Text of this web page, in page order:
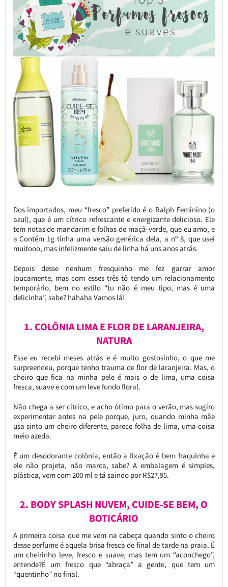
Dos importados, meu “fresco” preferido é o Ralph Feminino (o
azul), que é um cítrico refrescante e energizante delicioso. Ele
tem notas de mandarim e folhas de maçã-verde, que eu amo, e
a Contém 1g tinha uma versão genérica dela, a nº 8, que usei
muitooo, mas infelizmente saiu de linha há uns anos atrás.
Depois desse nenhum fresquinho me fez garrar amor
loucamente, mas com esses três tô tendo um relacionamento
temporário, bem no estilo “tu não é meu tipo, mas é uma
delicinha”, sabe? hahaha Vamos lá!
1. COLÔNIA LIMA E FLOR DE LARANJEIRA,
NATURA
Esse eu recebi meses atrás e é muito gostosinho, o que me
surpreendeu, porque tenho trauma de flor de laranjeira. Mas, o
cheiro que fica na minha pele é mais o de lima, uma coisa
fresca, suave e com um leve fundo floral.
Não chega a ser cítrico, e acho ótimo para o verão, mas sugiro
experimentar antes na pele porque, juro, quando minha mãe
usa sinto um cheiro diferente, parece folha de lima, uma coisa
meio azeda.
É um desodorante colônia, então a fixação é bem fraquinha e
ele não projeta, não marca, sabe? A embalagem é simples,
plástica, vem com 200 ml e tá saindo por R$27,95.
2. BODY SPLASH NUVEM, CUIDE-SE BEM, O
BOTICÁRIO
A primeira coisa que me vem na cabeça quando sinto o cheiro
desse perfume é aquela brisa fresca de final de tarde na praia. É
um cheirinho leve, fresco e suave, mas tem um “aconchego”,
entende?É um fresco que “abraça” a gente, que tem um
“quentinho” no final.